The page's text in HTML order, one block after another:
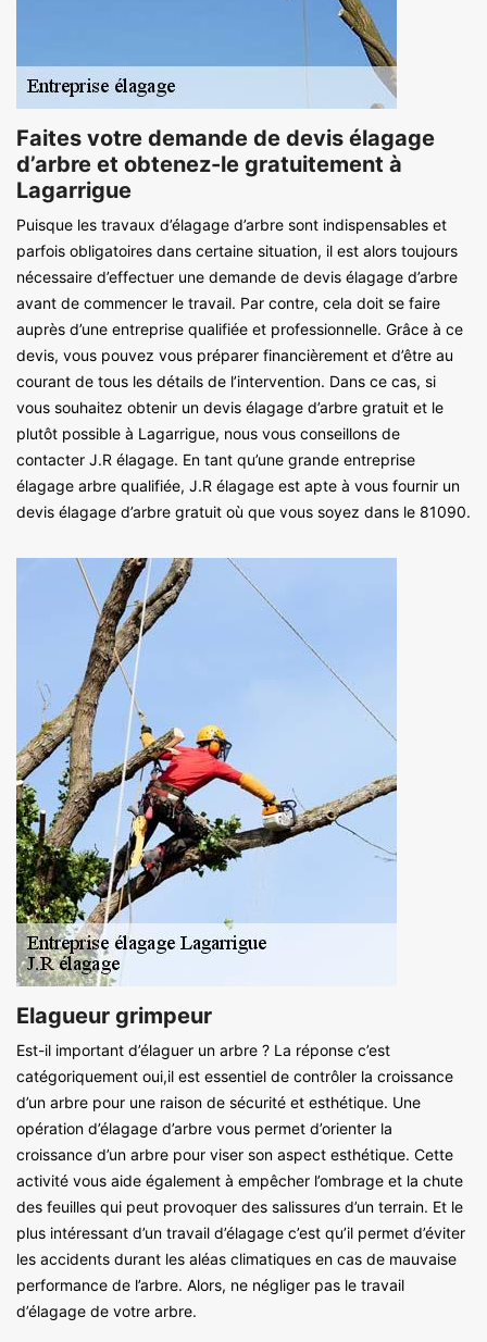
Faites votre demande de devis élagage
d’arbre et obtenez-le gratuitement à
Lagarrigue
Puisque les travaux d’élagage d’arbre sont indispensables et
parfois obligatoires dans certaine situation, il est alors toujours
nécessaire d’effectuer une demande de devis élagage d’arbre
avant de commencer le travail. Par contre, cela doit se faire
auprès d’une entreprise qualifiée et professionnelle. Grâce à ce
devis, vous pouvez vous préparer financièrement et d’être au
courant de tous les détails de l’intervention. Dans ce cas, si
vous souhaitez obtenir un devis élagage d’arbre gratuit et le
plutôt possible à Lagarrigue, nous vous conseillons de
contacter J.R élagage. En tant qu’une grande entreprise
élagage arbre qualifiée, J.R élagage est apte à vous fournir un
devis élagage d’arbre gratuit où que vous soyez dans le 81090.
Elagueur grimpeur
Est-il important d’élaguer un arbre ? La réponse c’est
catégoriquement oui,il est essentiel de contrôler la croissance
d’un arbre pour une raison de sécurité et esthétique. Une
opération d’élagage d’arbre vous permet d’orienter la
croissance d’un arbre pour viser son aspect esthétique. Cette
activité vous aide également à empêcher l’ombrage et la chute
des feuilles qui peut provoquer des salissures d’un terrain. Et le
plus intéressant d’un travail d’élagage c’est qu’il permet d’éviter
les accidents durant les aléas climatiques en cas de mauvaise
performance de l’arbre. Alors, ne négliger pas le travail
d’élagage de votre arbre.